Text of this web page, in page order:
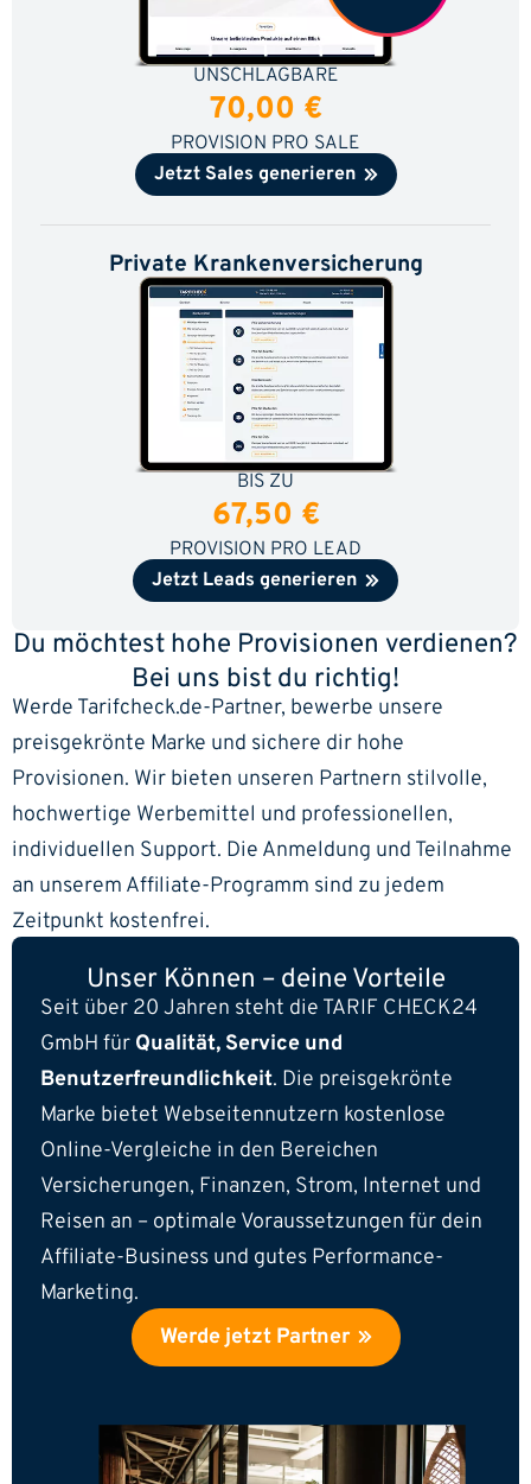
UNSCHLAGBARE
70,00 €
PROVISION PRO SALE
Jetzt Sales generieren
Private Krankenversicherung
BIS ZU
67,50 €
PROVISION PRO LEAD
Jetzt Leads generieren
Du möchtest hohe Provisionen verdienen?
Bei uns bist du richtig!
Werde Tarifcheck.de-Partner, bewerbe unsere
preisgekrönte Marke und sichere dir hohe
Provisionen. Wir bieten unseren Partnern stilvolle,
hochwertige Werbemittel und professionellen,
individuellen Support. Die Anmeldung und Teilnahme
an unserem Affiliate-Programm sind zu jedem
Zeitpunkt kostenfrei.
Unser Können –deine Vorteile
Seit über 20 Jahren steht die TARIF CHECK24
GmbH für Qualität, Service und
Benutzerfreundlichkeit. Die preisgekrönte
Marke bietet Webseitennutzern kostenlose
Online-Vergleiche in den Bereichen
Versicherungen, Finanzen, Strom, Internet und
Reisen an – optimale Voraussetzungen für dein
Affiliate-Business und gutes Performance-
Marketing.
Werde jetzt Partner